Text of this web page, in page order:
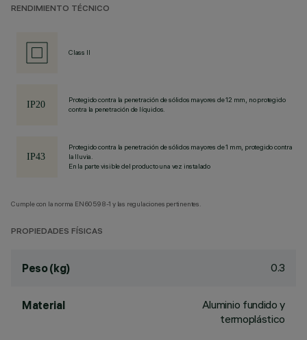
RENDIMIENTO TÉCNICO
Class II
Protegido contra la penetración de sólidos mayores de 12 mm, no protegido
contra la penetración de líquidos.
Protegido contra la penetración de sólidos mayores de 1 mm, protegido contra
la lluvia.
En la parte visible del producto una vez instalado
Cumple con la norma EN60598-1 y las regulaciones pertinentes.
PROPIEDADES FÍSICAS
Peso (kg) 0.3
Material
Aluminio fundido y
termoplástico